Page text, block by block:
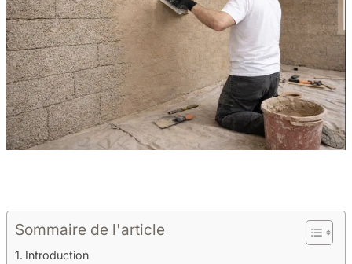
Sommaire de l'article
Introduction